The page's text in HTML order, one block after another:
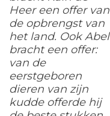
Heer een offer van
de opbrengst van
het land. Ook Abel
bracht een offer:
van de
eerstgeboren
dieren van zijn
kudde offerde hij